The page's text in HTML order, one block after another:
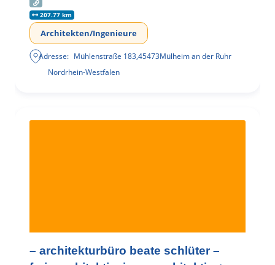
207.77 km
Architekten/Ingenieure
Adresse: Mühlenstraße 183,45473Mülheim an der Ruhr
Nordrhein-Westfalen
– architekturbüro beate schlüter –